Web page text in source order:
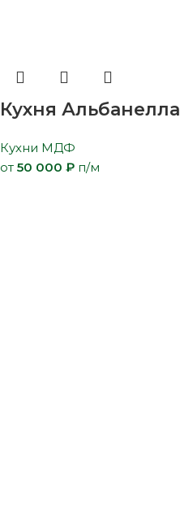
Кухня Альбанелла
Кухни МДФ
от 50 000 ₽ п/м